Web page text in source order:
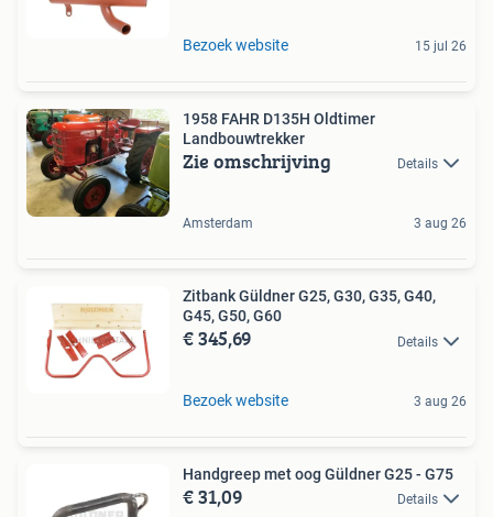
Bezoek website 15 jul 26
1958 FAHR D135H Oldtimer
Landbouwtrekker
Zie omschrijving Details
Amsterdam 3 aug 26
Zitbank Güldner G25, G30, G35, G40,
G45, G50, G60
€ 345,69 Details
Bezoek website 3 aug 26
Handgreep met oog Güldner G25 - G75
€ 31,09 Details